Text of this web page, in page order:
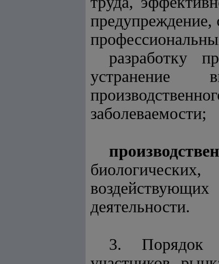
предупреждение,
разработку
устранение
заболеваемости;
деятельности.
3. Порядок